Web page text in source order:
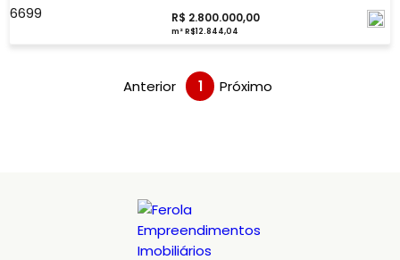
R$ 2.800.000,00
m² R$12.844,04
Anterior 1 Próximo